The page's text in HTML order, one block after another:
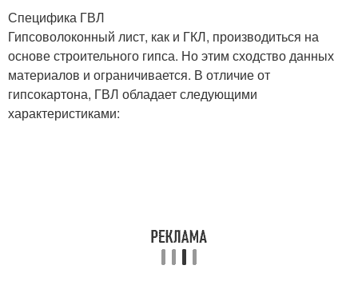
Специфика ГВЛ
Гипсоволоконный лист, как и ГКЛ, производиться на
основе строительного гипса. Но этим сходство данных
материалов и ограничивается. В отличие от
гипсокартона, ГВЛ обладает следующими
характеристиками: